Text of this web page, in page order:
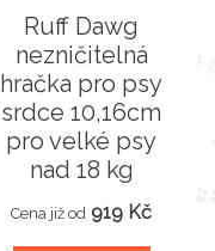
Ruff Dawg
nezničitelná
hračka pro psy
srdce 10,16cm
pro velké psy
nad 18 kg
Cena již od 919 Kč